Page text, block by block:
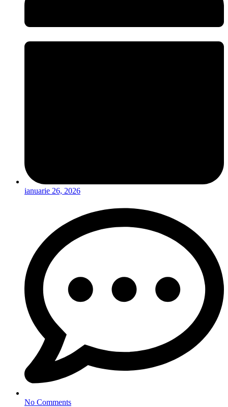
ianuarie 26, 2026
No Comments